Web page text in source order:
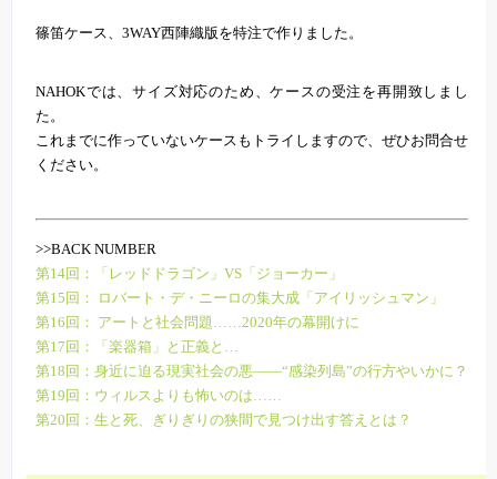
篠笛ケース、3WAY西陣織版を特注で作りました。
NAHOKでは、サイズ対応のため、ケースの受注を再開致しまし
た。
これまでに作っていないケースもトライしますので、ぜひお問合せ
ください。
>>BACK NUMBER
第14回：「レッドドラゴン」VS「ジョーカー」
第15回： ロバート・デ・ニーロの集大成「アイリッシュマン」
第16回： アートと社会問題……2020年の幕開けに
第17回：「楽器箱」と正義と…
第18回：身近に迫る現実社会の悪――“感染列島”の行方やいかに？
第19回：ウィルスよりも怖いのは……
第20回：生と死、ぎりぎりの狭間で見つけ出す答えとは？